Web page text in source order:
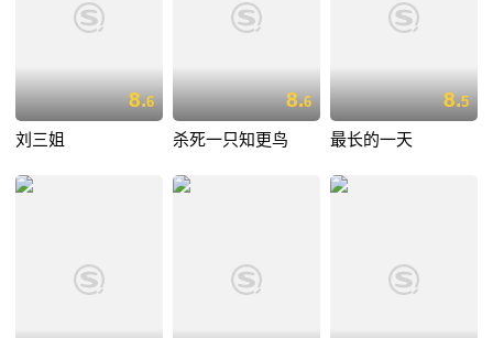
8.6
刘三姐
8.6
杀死一只知更鸟
8.5
最长的一天